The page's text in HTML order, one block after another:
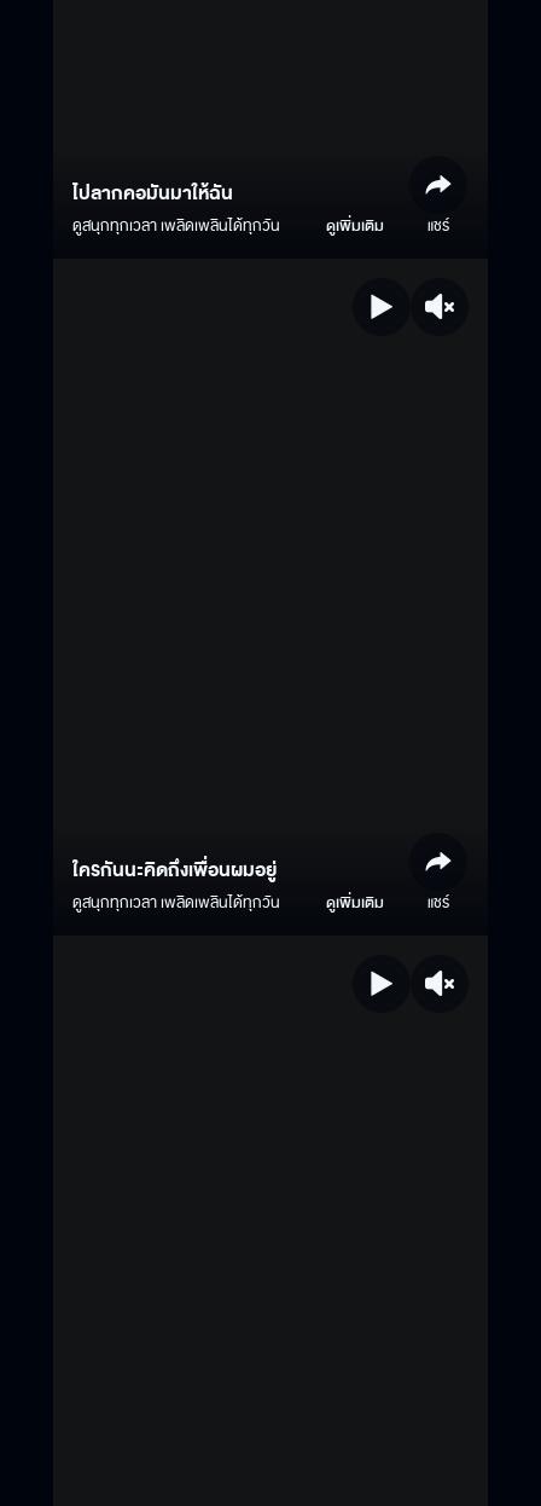
ไปลากคอมันมาให้ฉัน
ดูสนุกทุกเวลา เพลิดเพลินได้ทุกวัน ดูเพิ่มเติม แชร์
ใครกันนะคิดถึงเพื่อนผมอยู่
ดูสนุกทุกเวลา เพลิดเพลินได้ทุกวัน ดูเพิ่มเติม แชร์